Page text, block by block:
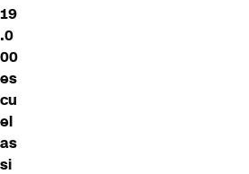
19
.0
00
es
cu
el
as
si